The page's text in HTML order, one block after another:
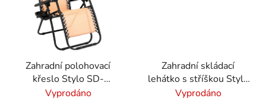
Zahradní polohovací
křeslo Stylo SD-
52837- lososová barva
Vyprodáno
Zahradní skládací
lehátko s stříškou Stylo
SD-49714 –
Vyprodáno